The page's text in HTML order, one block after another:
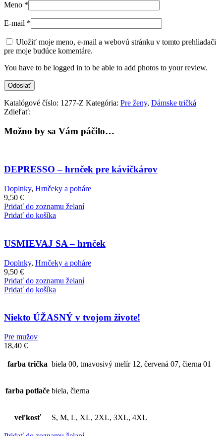
Meno *
E-mail *
Uložiť moje meno, e-mail a webovú stránku v tomto prehliadači
pre moje budúce komentáre.
You have to be logged in to be able to add photos to your review.
Katalógové číslo: 1277-Z Kategória: Pre ženy, Dámske tričká
Zdieľať:
Možno by sa Vám páčilo…
DEPRESSO – hrnček pre kávičkárov
Doplnky, Hrnčeky a poháre
9,50 €
Pridať do zoznamu želaní
Pridať do košíka
USMIEVAJ SA – hrnček
Doplnky, Hrnčeky a poháre
9,50 €
Pridať do zoznamu želaní
Pridať do košíka
Niekto ÚŽASNÝ v tvojom živote!
Pre mužov
18,40 €
farba trička biela 00, tmavosivý melír 12, červená 07, čierna 01
farba potlače biela, čierna
veľkosť S, M, L, XL, 2XL, 3XL, 4XL